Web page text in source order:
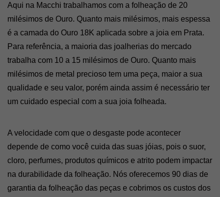
Aqui na Macchi trabalhamos com a folheação de 20
milésimos de Ouro. Quanto mais milésimos, mais espessa
é a camada do Ouro 18K aplicada sobre a joia em Prata.
Para referência, a maioria das joalherias do mercado
trabalha com 10 a 15 milésimos de Ouro. Quanto mais
milésimos de metal precioso tem uma peça, maior a sua
qualidade e seu valor, porém ainda assim é necessário ter
um cuidado especial com a sua joia folheada.
A velocidade com que o desgaste pode acontecer
depende de como você cuida das suas jóias, pois o suor,
cloro, perfumes, produtos químicos e atrito podem impactar
na durabilidade da folheação. Nós oferecemos 90 dias de
garantia da folheação das peças e cobrimos os custos dos